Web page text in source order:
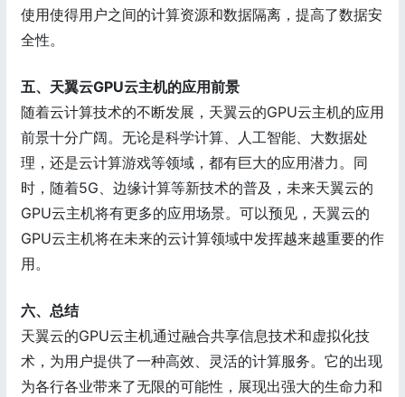
使用使得用户之间的计算资源和数据隔离，提高了数据安
全性。
五、天翼云GPU云主机的应用前景
随着云计算技术的不断发展，天翼云的GPU云主机的应用
前景十分广阔。无论是科学计算、人工智能、大数据处
理，还是云计算游戏等领域，都有巨大的应用潜力。同
时，随着5G、边缘计算等新技术的普及，未来天翼云的
GPU云主机将有更多的应用场景。可以预见，天翼云的
GPU云主机将在未来的云计算领域中发挥越来越重要的作
用。
六、总结
天翼云的GPU云主机通过融合共享信息技术和虚拟化技
术，为用户提供了一种高效、灵活的计算服务。它的出现
为各行各业带来了无限的可能性，展现出强大的生命力和